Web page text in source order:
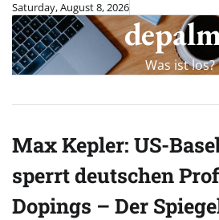
Skip
content
Saturday, August 8, 2026
Was ist los?
Max Kepler: US-
sperrt deutschen
Dopings – Der